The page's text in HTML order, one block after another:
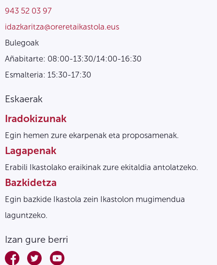
943 52 03 97
idazkaritza@oreretaikastola.eus
Bulegoak
Añabitarte: 08:00-13:30/14:00-16:30
Esmalteria: 15:30-17:30
Eskaerak
Iradokizunak
Egin hemen zure ekarpenak eta proposamenak.
Lagapenak
Erabili Ikastolako eraikinak zure ekitaldia antolatzeko.
Bazkidetza
Egin bazkide Ikastola zein Ikastolon mugimendua
laguntzeko.
Izan gure berri